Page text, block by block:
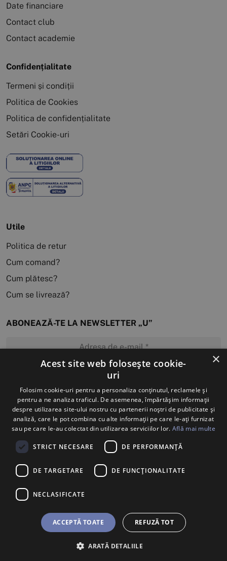
BILETE U SHOP
Date financiare
Contact club
Contact academie
Confidențialitate
Termeni și condiții
Politica de Cookies
Politica de confidențialitate
Setări Cookie-uri
Utile
Politica de retur
Cum comand?
Cum plătesc?
Cum se livrează?
ABONEAZĂ-TE LA NEWSLETTER „U”
MĂ ABONEZ
×
Acest site web folosește cookie-
uri
Folosim cookie-uri pentru a personaliza conținutul, reclamele și
pentru a ne analiza traficul. De asemenea, împărtășim informații
despre utilizarea site-ului nostru cu partenerii noștri de publicitate și
analiză, care le pot combina cu alte informații pe care le-ați furnizat
sau pe care le-au colectat din utilizarea serviciilor lor. Află mai multe
STRICT NECESARE DE PERFORMANȚĂ
DE TARGETARE DE FUNCŢIONALITATE
NECLASIFICATE
ACCEPTĂ TOATE REFUZĂ TOT
ARATĂ DETALIILE